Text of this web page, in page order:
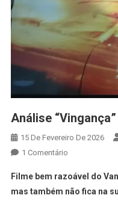
Análise
15 De Fevereiro De 2026
1 Comentário
Filme bem razoável do
mas também não fica na